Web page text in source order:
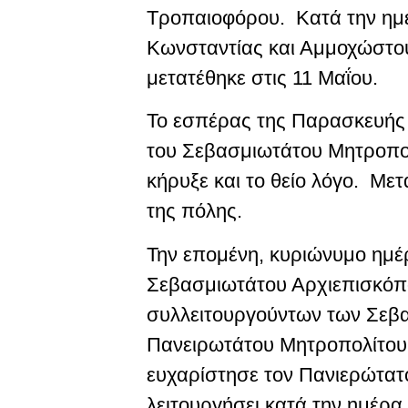
Τροπαιοφόρου. Κατά την
Κωνσταντίας και
μετατέθηκε στις 11 Μαΐου.
Το εσπέρας της Παρασκευής
του Σεβασμιωτάτου
κήρυξε και το θείο λόγο.
της πόλης.
Την επομένη, κυριώνυμο
Σεβασμιωτάτου
συλλειτουργούντων των
Πανειρωτάτου
ευχαρίστησε τον